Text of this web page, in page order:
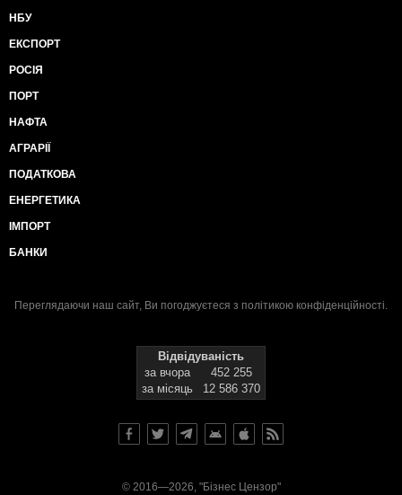
НБУ
ЕКСПОРТ
РОСІЯ
ПОРТ
НАФТА
АГРАРІЇ
ПОДАТКОВА
ЕНЕРГЕТИКА
ІМПОРТ
БАНКИ
Переглядаючи наш сайт, Ви погоджуєтеся з політикою конфіденційності.
Відвідуваність
за вчора
452 255
за місяць
12 586 370
© 2016—2026, "Бізнес Цензор"